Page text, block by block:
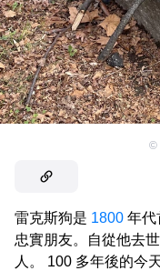
©
雷克斯狗是 1800 年代
忠實朋友。自從他去
人。 100 多年後的今